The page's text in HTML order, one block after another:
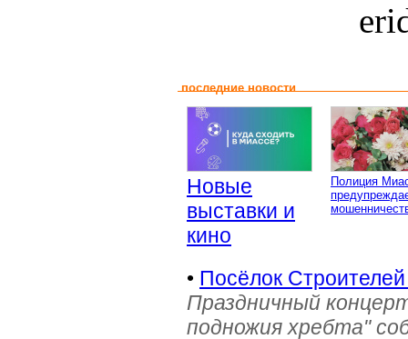
последние новости
Новые
выставки и
кино
Полиция
• Посёлок
Праздничный
подножия хребта"